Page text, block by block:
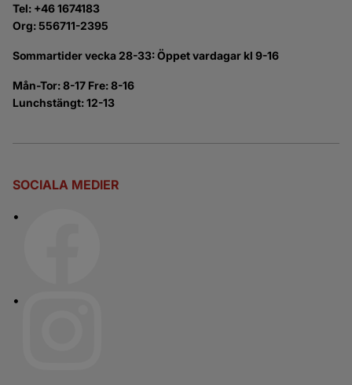
Tel: +46 1674183
Org: 556711-2395
Sommartider vecka 28-33: Öppet vardagar kl 9-16
Mån-Tor: 8-17 Fre: 8-16
Lunchstängt: 12-13
SOCIALA MEDIER